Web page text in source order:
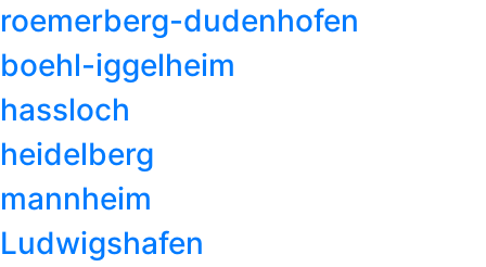
roemerberg-dudenhofen
boehl-iggelheim
hassloch
heidelberg
mannheim
Ludwigshafen